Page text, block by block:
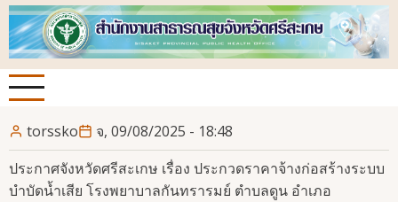
ข้าม
ไป
ยัง
เนื้อหา
หลัก
torssko
จ, 09/08/2025 - 18:48
ประกาศจังหวัดศรีสะเกษ เรื่อง ประกวดราคาจ้างก่อสร้างระบบ
บำบัดน้ำเสีย โรงพยาบาลกันทรารมย์ ตำบลดูน อำเภอ